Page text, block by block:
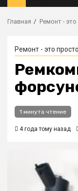
меню
Главная Ремонт -
Ремонт - это просто
1 минута чтение
4 года тому назад